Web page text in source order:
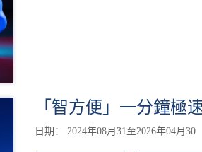
「智方便」一分鐘極
日期： 2024年08月31至2026年04月30